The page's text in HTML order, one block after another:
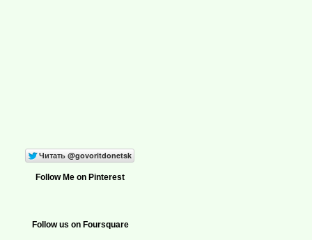
Follow Me on Pinterest
Follow us on Foursquare